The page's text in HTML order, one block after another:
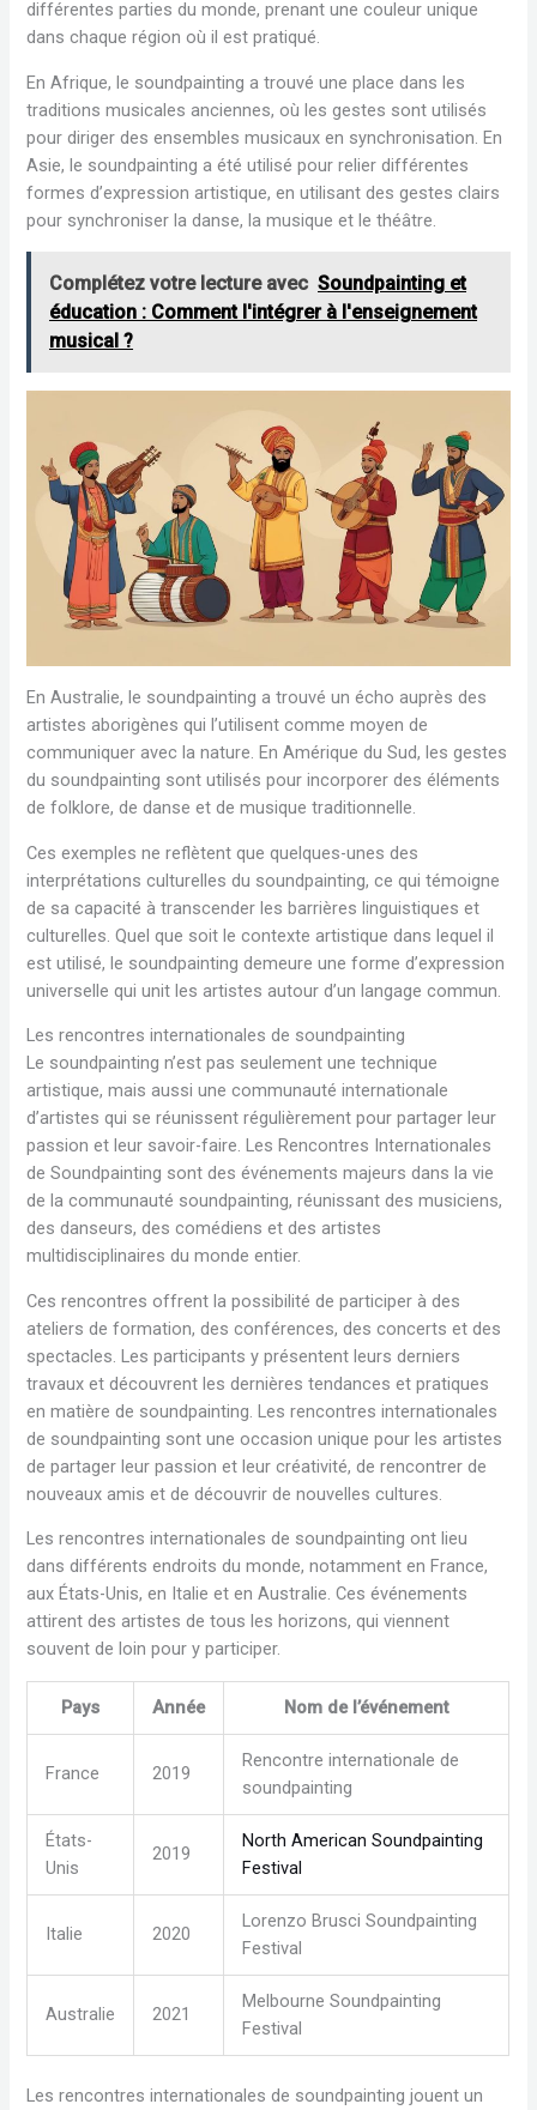
différentes parties du monde, prenant une couleur unique
dans chaque région où il est pratiqué.
En Afrique, le soundpainting a trouvé une place dans les
traditions musicales anciennes, où les gestes sont utilisés
pour diriger des ensembles musicaux en synchronisation. En
Asie, le soundpainting a été utilisé pour relier différentes
formes d’expression artistique, en utilisant des gestes clairs
pour synchroniser la danse, la musique et le théâtre.
Complétez votre lecture avec Soundpainting et
éducation : Comment l'intégrer à l'enseignement
musical ?
En Australie, le soundpainting a trouvé un écho auprès des
artistes aborigènes qui l’utilisent comme moyen de
communiquer avec la nature. En Amérique du Sud, les gestes
du soundpainting sont utilisés pour incorporer des éléments
de folklore, de danse et de musique traditionnelle.
Ces exemples ne reflètent que quelques-unes des
interprétations culturelles du soundpainting, ce qui témoigne
de sa capacité à transcender les barrières linguistiques et
culturelles. Quel que soit le contexte artistique dans lequel il
est utilisé, le soundpainting demeure une forme d’expression
universelle qui unit les artistes autour d’un langage commun.
Les rencontres internationales de soundpainting
Le soundpainting n’est pas seulement une technique
artistique, mais aussi une communauté internationale
d’artistes qui se réunissent régulièrement pour partager leur
passion et leur savoir-faire. Les Rencontres Internationales
de Soundpainting sont des événements majeurs dans la vie
de la communauté soundpainting, réunissant des musiciens,
des danseurs, des comédiens et des artistes
multidisciplinaires du monde entier.
Ces rencontres offrent la possibilité de participer à des
ateliers de formation, des conférences, des concerts et des
spectacles. Les participants y présentent leurs derniers
travaux et découvrent les dernières tendances et pratiques
en matière de soundpainting. Les rencontres internationales
de soundpainting sont une occasion unique pour les artistes
de partager leur passion et leur créativité, de rencontrer de
nouveaux amis et de découvrir de nouvelles cultures.
Les rencontres internationales de soundpainting ont lieu
dans différents endroits du monde, notamment en France,
aux États-Unis, en Italie et en Australie. Ces événements
attirent des artistes de tous les horizons, qui viennent
souvent de loin pour y participer.
Pays Année Nom de l’événement
France 2019
Rencontre internationale de
soundpainting
États-
Unis
2019
North American Soundpainting
Festival
Italie 2020
Lorenzo Brusci Soundpainting
Festival
Australie 2021
Melbourne Soundpainting
Festival
Les rencontres internationales de soundpainting jouent un